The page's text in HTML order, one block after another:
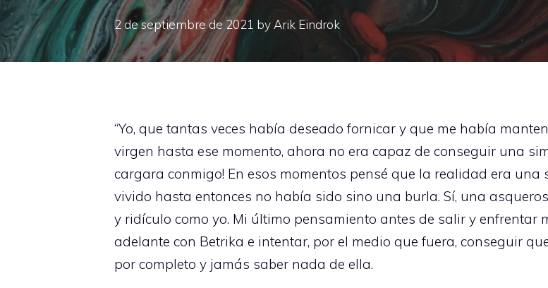
2 de septiembre de 2021 by Arik Eindrok
“Yo, que tantas veces había deseado fornicar y que me había
virgen hasta ese momento, ahora no era capaz de conseguir una
cargara conmigo! En esos momentos pensé que la realidad era
vivido hasta entonces no había sido sino una burla. Sí, una
y ridículo como yo. Mi último pensamiento antes de salir y enfrentar
adelante con Betrika e intentar, por el medio que fuera, conseguir
por completo y jamás saber nada de ella.